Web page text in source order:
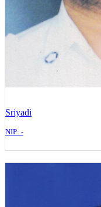
Sriyadi
NIP: -